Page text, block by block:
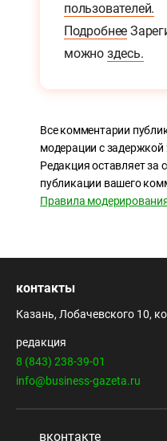
пользователей.
Подробнее
можно здесь.
Все комментарии
модерации с задержкой
Редакция оставляет за
публикации вашего
Правила
контакты
Казань, Лобачевского 10,
редакция
8 (843) 238-39-01
info@business-gazeta.ru
вконтакте